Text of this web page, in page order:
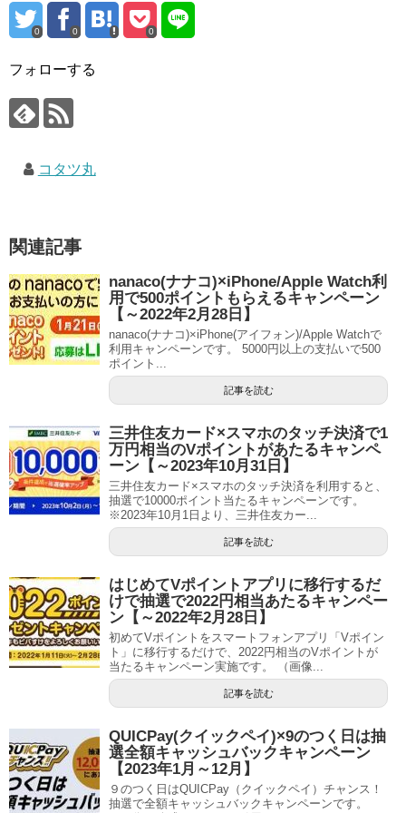
0 0 0
フォローする
コタツ丸
関連記事
nanaco(ナナコ)×iPhone/Apple Watch利
用で500ポイントもらえるキャンペーン
【～2022年2月28日】
nanaco(ナナコ)×iPhone(アイフォン)/Apple Watchで
利用キャンペーンです。 5000円以上の支払いで500
ポイント...
記事を読む
三井住友カード×スマホのタッチ決済で1
万円相当のVポイントがあたるキャンペ
ーン【～2023年10月31日】
三井住友カード×スマホのタッチ決済を利用すると、
抽選で10000ポイント当たるキャンペーンです。
※2023年10月1日より、三井住友カー...
記事を読む
はじめてVポイントアプリに移行するだ
けで抽選で2022円相当あたるキャンペー
ン【～2022年2月28日】
初めてVポイントをスマートフォンアプリ「Vポイン
ト」に移行するだけで、2022円相当のVポイントが
当たるキャンペーン実施です。 （画像...
記事を読む
QUICPay(クイックペイ)×9のつく日は抽
選全額キャッシュバックキャンペーン
【2023年1月～12月】
９のつく日はQUICPay（クイックペイ）チャンス！
抽選で全額キャッシュバックキャンペーンです。